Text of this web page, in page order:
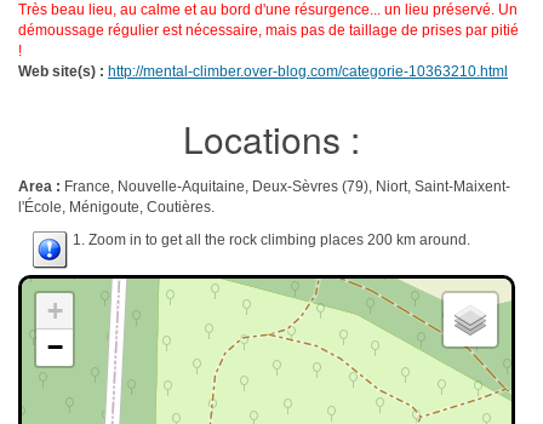
Très beau lieu, au calme et au bord d'une résurgence... un lieu préservé. Un
démoussage régulier est nécessaire, mais pas de taillage de prises par pitié
!
Web site(s) : http://mental-climber.over-blog.com/categorie-10363210.html
Locations :
Area : France, Nouvelle-Aquitaine, Deux-Sèvres (79), Niort, Saint-Maixent-
l'École, Ménigoute, Coutières.
1. Zoom in to get all the rock climbing places 200 km around.
+
−